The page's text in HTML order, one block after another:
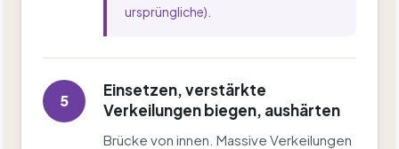
ursprüngliche).
5
Einsetzen, verstärkte
Verkeilungen biegen, aushärten
Brücke von innen. Massive Verkeilungen